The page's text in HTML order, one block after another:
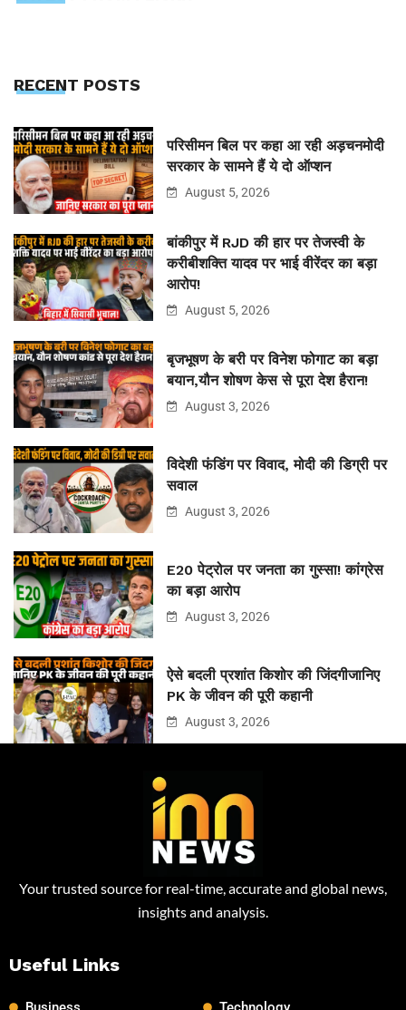
RECENT POSTS
परिसीमन बिल पर कहा आ रही अड़चनमोदी
सरकार के सामने हैं ये दो ऑप्शन
August 5, 2026
बांकीपुर में RJD की हार पर तेजस्वी के
करीबीशक्ति यादव पर भाई वीरेंदर का बड़ा
आरोप!
August 5, 2026
बृजभूषण के बरी पर विनेश फोगाट का बड़ा
बयान,यौन शोषण केस से पूरा देश हैरान!
August 3, 2026
विदेशी फंडिंग पर विवाद, मोदी की डिग्री पर
सवाल
August 3, 2026
E20 पेट्रोल पर जनता का गुस्सा! कांग्रेस
का बड़ा आरोप
August 3, 2026
ऐसे बदली प्रशांत किशोर की जिंदगीजानिए
PK के जीवन की पूरी कहानी
August 3, 2026
Your trusted source for real-time, accurate and global news,
insights and analysis.
Useful Links